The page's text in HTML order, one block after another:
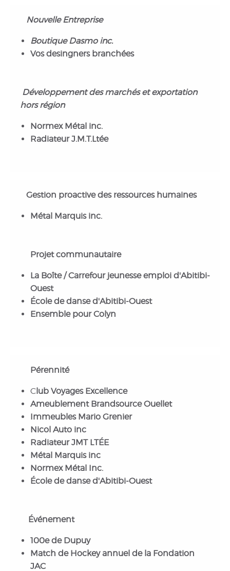
Nouvelle Entreprise
Boutique Dasmo inc.
Vos desingners branchées
Développement des marchés et exportation
hors région
Normex Métal inc.
Radiateur J.M.T.Ltée
Gestion proactive des ressources humaines
Métal Marquis inc.
Projet communautaire
La Boîte / Carrefour jeunesse emploi d'Abitibi-
Ouest
École de danse d'Abitibi-Ouest
Ensemble pour Colyn
Pérennité
Club Voyages Excellence
Ameublement Brandsource Ouellet
Immeubles Mario Grenier
Nicol Auto inc
Radiateur JMT LTÉE
Métal Marquis inc
Normex Métal Inc.
École de danse d'Abitibi-Ouest
Événement
100e de Dupuy
Match de Hockey annuel de la Fondation
JAC